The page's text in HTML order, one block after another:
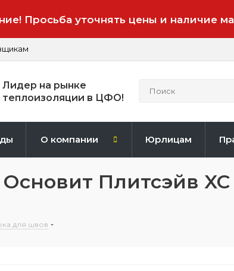
Просьба уточнять цены и наличие
Лидер на рынке
теплоизоляции в ЦФО!
О компании Юрлицам
Плитсэйв
для швов